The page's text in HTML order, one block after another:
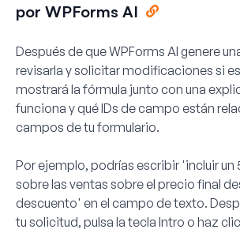
por WPForms AI
Después de que WPForms AI genere
revisarla y solicitar modificaciones si
mostrará la fórmula junto con una
funciona y qué IDs de campo están
campos de tu formulario.
Por ejemplo, podrías escribir 'incluir
sobre las ventas sobre el precio final
descuento' en el campo de texto.
tu solicitud, pulsa la tecla Intro o haz